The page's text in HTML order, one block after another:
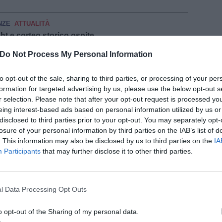
Do Not Process My Personal Information
opt-out of the sale, sharing to third parties, or processing of your
for targeted advertising by us, please use the below opt-out
selection. Please note that after your opt-out request is processed
interest-based ads based on personal information utilized by us
to third parties prior to your opt-out. You may separately
of your personal information by third parties on the IAB’s list of
This information may also be disclosed by us to third parties on the
Participants that may further disclose it to other third parties.
Data Processing Opt Outs
opt-out of the Sharing of my personal data.
ATTUALITÀ
e corteo storico ospite
ATTUALITÀ
spazzamento meccanico
POLITICA E OPINIONI
il controcommento del Pd
ECONOMIA E LAVORO
di Firenze. A Babbo Natale chiedono un
cospicuo finanziamento a Unione Valdera e
POLITICA E OPINIONI
parlamentari e consiglieri regionali chiedono